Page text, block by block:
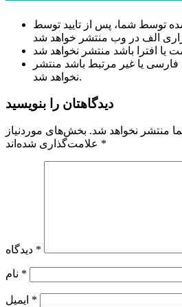
توسط شما، پس از تایید توسط
فارسی یا غیر مرتبط باشد منتشر
نخواهد شد.
دیدگاهتان را بنویسید
منتشر نخواهد شد. بخش‌های موردنیاز
*
*
*
*